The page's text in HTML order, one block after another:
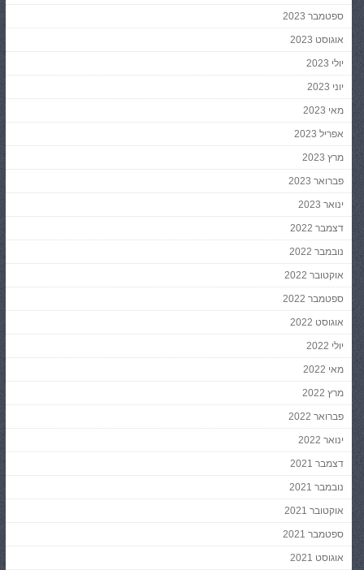
ספטמבר 2023
אוגוסט 2023
יולי 2023
יוני 2023
מאי 2023
אפריל 2023
מרץ 2023
פברואר 2023
ינואר 2023
דצמבר 2022
נובמבר 2022
אוקטובר 2022
ספטמבר 2022
אוגוסט 2022
יולי 2022
מאי 2022
מרץ 2022
פברואר 2022
ינואר 2022
דצמבר 2021
נובמבר 2021
אוקטובר 2021
ספטמבר 2021
אוגוסט 2021